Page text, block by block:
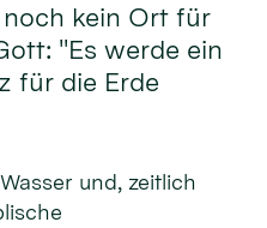
kein Ort für
"Es werde ein
für die Erde
und, zeitlich